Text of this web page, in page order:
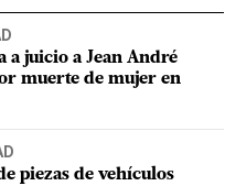
a juicio a Jean André
muerte de mujer en
piezas de vehículos